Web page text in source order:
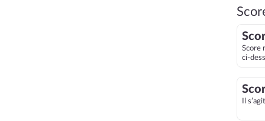
Score
ci-
Il